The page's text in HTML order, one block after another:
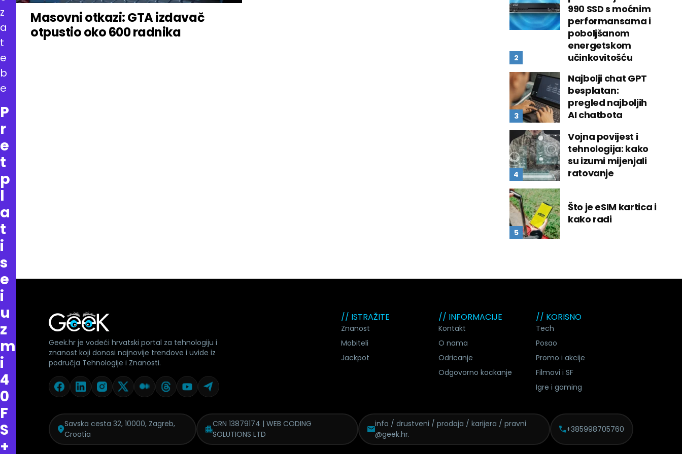
Masovni otkazi: GTA izdavač
otpustio oko 600 radnika
990 SSD s moćnim
performansama i
poboljšanom
energetskom
učinkovitošću
Najbolji chat GPT
besplatan:
pregled najboljih
AI chatbota
Vojna povijest i
tehnologija: kako
su izumi mijenjali
ratovanje
Što je eSIM kartica i
kako radi
z
a
t
e
b
e
P
r
e
t
p
l
a
t
i
s
e
i
u
z
m
i
4
0
F
S
+
// ISTRAŽITE
Znanost
Mobiteli
Jackpot
// INFORMACIJE
Kontakt
O nama
Odricanje
Odgovorno kockanje
// KORISNO
Tech
Posao
Promo i akcije
Filmovi i SF
Igre i gaming
Geek.hr je vodeći hrvatski portal za tehnologiju i
znanost koji donosi najnovije trendove i uvide iz
područja Tehnologije i Znanosti.
Savska cesta 32, 10000, Zagreb,
Croatia
CRN 13879174 | WEB CODING
SOLUTIONS LTD
info / drustveni / prodaja / karijera / pravni
@geek.hr.
+385998705760